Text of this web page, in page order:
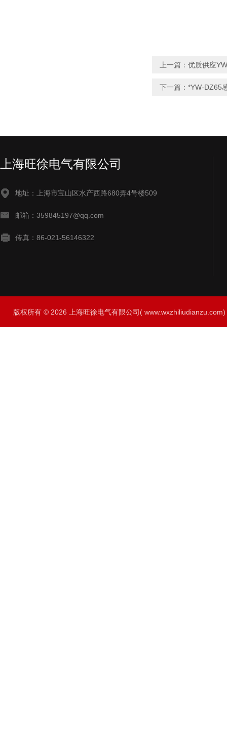
上一篇： 优质供应
下一篇： *YW-DZ65
上海旺徐电气有限公司
地址：上海市宝山区水产西路680弄4号楼509
邮箱：359845197@qq.com
传真：86-021-56146322
版权所有 © 2026 上海旺徐电气有限公司(